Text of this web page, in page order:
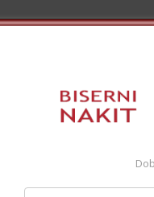
Registracija